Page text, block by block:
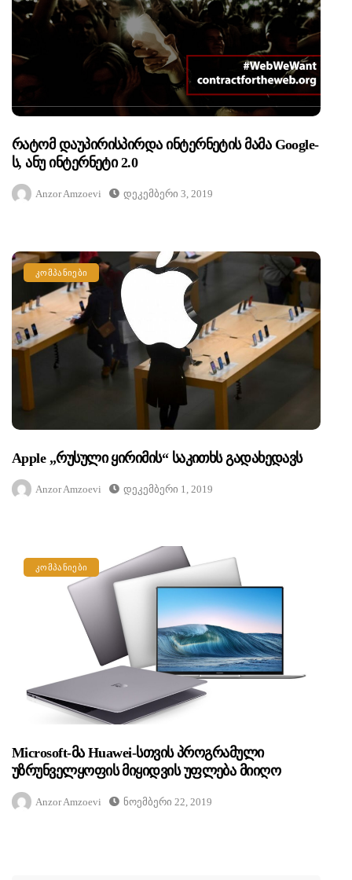
Რატომ Დაუპირისპირდა Ინტერნეტის Მამა Google-
Ს, Ანუ Ინტერნეტი 2.0
Anzor Amzoevi Დეკემბერი 3, 2019
ᲙᲝᲛᲞᲐᲜᲘᲔᲑᲘ
Apple „რუსული Ყირიმის“ Საკითხს Გადახედავს
Anzor Amzoevi Დეკემბერი 1, 2019
ᲙᲝᲛᲞᲐᲜᲘᲔᲑᲘ
Microsoft-Მა Huawei-Სთვის Პროგრამული
Უზრუნველყოფის Მიყიდვის Უფლება Მიიღო
Anzor Amzoevi Ნოემბერი 22, 2019